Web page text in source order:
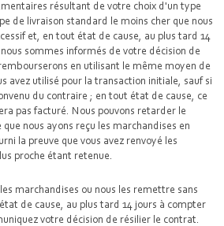
résultant de votre choix d'un type
de livraison standard le moins cher que nous
et, en tout état de cause, au plus tard 14
sommes informés de votre décision de
en utilisant le même moyen de
avez utilisé pour la transaction initiale, sauf si
du contraire ; en tout état de cause, ce
pas facturé. Nous pouvons retarder le
nous ayons reçu les marchandises en
la preuve que vous avez renvoyé les
proche étant retenue.
marchandises ou nous les remettre sans
de cause, au plus tard 14 jours à compter
votre décision de résilier le contrat.